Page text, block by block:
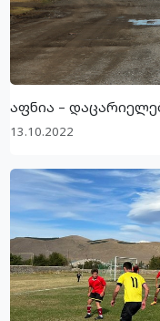
აფნია –
13.10.2022